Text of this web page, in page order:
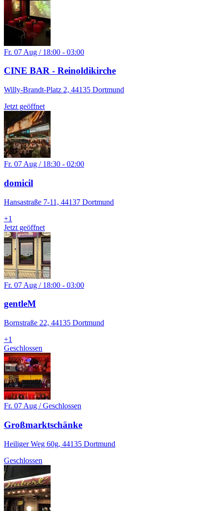
Fr. 07 Aug / 18:00 - 03:00
CINE BAR - Reinoldikirche
Willy-Brandt-Platz 2, 44135 Dortmund
Jetzt geöffnet
Fr. 07 Aug / 18:30 - 02:00
domicil
Hansastraße 7-11, 44137 Dortmund
+1
Jetzt geöffnet
Fr. 07 Aug / 18:00 - 03:00
gentleM
Bornstraße 22, 44135 Dortmund
+1
Geschlossen
Fr. 07 Aug / Geschlossen
Großmarktschänke
Heiliger Weg 60g, 44135 Dortmund
Geschlossen